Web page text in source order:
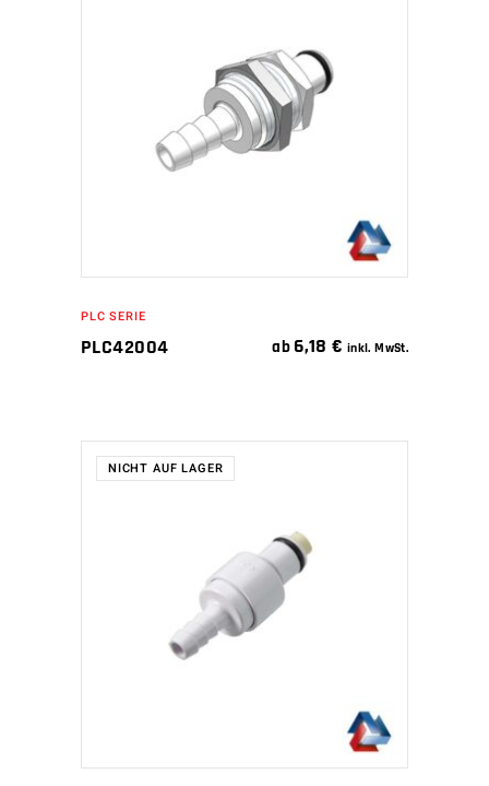
IN DEN WARENKORB
PLC SERIE
PLC42004 ab 6,18€ inkl. MwSt.
NICHT AUF LAGER
WEITERLESEN